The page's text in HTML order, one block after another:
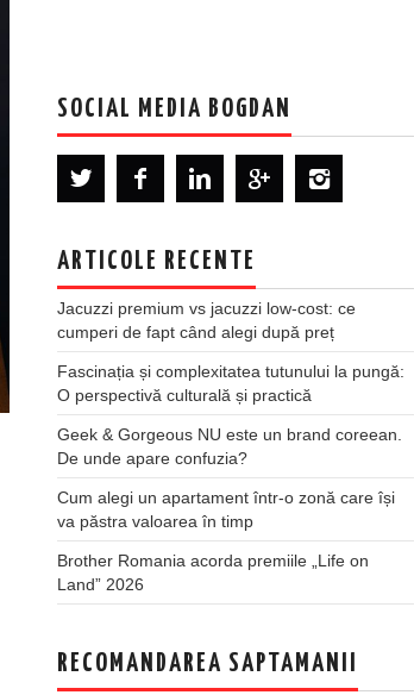
SOCIAL MEDIA BOGDAN
ARTICOLE RECENTE
Jacuzzi premium vs jacuzzi low-cost: ce
cumperi de fapt când alegi după preț
Fascinația și complexitatea tutunului la pungă:
O perspectivă culturală și practică
Geek & Gorgeous NU este un brand coreean.
De unde apare confuzia?
Cum alegi un apartament într-o zonă care își
va păstra valoarea în timp
Brother Romania acorda premiile „Life on
Land” 2026
RECOMANDAREA SAPTAMANII